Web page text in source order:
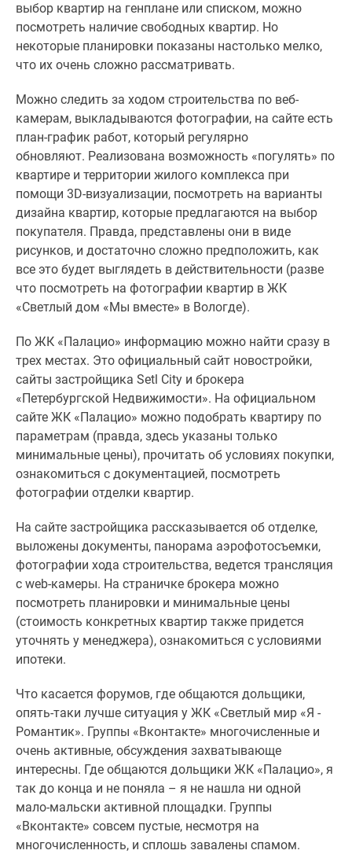
выбор квартир на генплане или списком, можно
посмотреть наличие свободных квартир. Но
некоторые планировки показаны настолько мелко,
что их очень сложно рассматривать.
Можно следить за ходом строительства по веб-
камерам, выкладываются фотографии, на сайте есть
план-график работ, который регулярно
обновляют. Реализована возможность «погулять» по
квартире и территории жилого комплекса при
помощи 3D-визуализации, посмотреть на варианты
дизайна квартир, которые предлагаются на выбор
покупателя. Правда, представлены они в виде
рисунков, и достаточно сложно предположить, как
все это будет выглядеть в действительности (разве
что посмотреть на фотографии квартир в ЖК
«Светлый дом «Мы вместе» в Вологде).
По ЖК «Палацио» информацию можно найти сразу в
трех местах. Это официальный сайт новостройки,
сайты застройщика Setl City и брокера
«Петербургской Недвижимости». На официальном
сайте ЖК «Палацио» можно подобрать квартиру по
параметрам (правда, здесь указаны только
минимальные цены), прочитать об условиях покупки,
ознакомиться с документацией, посмотреть
фотографии отделки квартир.
На сайте застройщика рассказывается об отделке,
выложены документы, панорама аэрофотосъемки,
фотографии хода строительства, ведется трансляция
с web-камеры. На страничке брокера можно
посмотреть планировки и минимальные цены
(стоимость конкретных квартир также придется
уточнять у менеджера), ознакомиться с условиями
ипотеки.
Что касается форумов, где общаются дольщики,
опять-таки лучше ситуация у ЖК «Светлый мир «Я -
Романтик». Группы «Вконтакте» многочисленные и
очень активные, обсуждения захватывающе
интересны. Где общаются дольщики ЖК «Палацио», я
так до конца и не поняла – я не нашла ни одной
мало-мальски активной площадки. Группы
«Вконтакте» совсем пустые, несмотря на
многочисленность, и сплошь завалены спамом.